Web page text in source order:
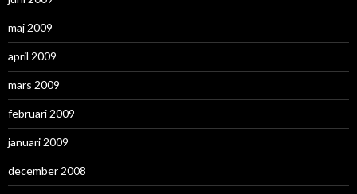
maj 2009
april 2009
mars 2009
februari 2009
januari 2009
december 2008